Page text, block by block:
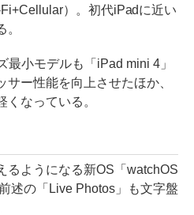
）。初代iPadに近い
最小モデルも「iPad mini 4」
ー性能を向上させたほか、
なっている。
るようになる新OS「watchOS
述の「Live Photos」も文字盤